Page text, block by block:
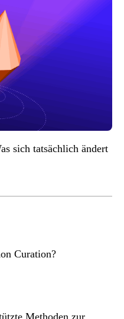
sich tatsächlich ändert
Curation?
Methoden zur